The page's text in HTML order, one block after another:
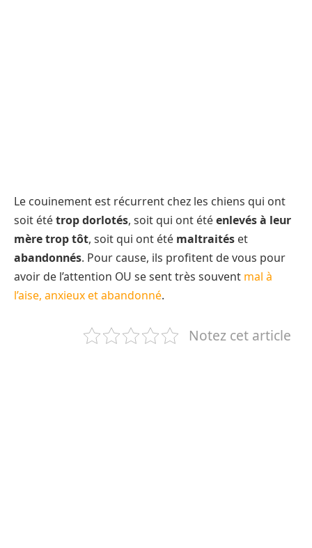
Le couinement est récurrent chez les chiens qui ont
soit ététrop dorlotés, soit qui ont étéenlevés à leur
mère trop tôt, soit qui ont été maltraités et
abandonnés. Pour cause, ils profitent de vous pour
avoir de l’attention OU se sent très souvent mal à
l’aise, anxieux et abandonné.
Notez cet article